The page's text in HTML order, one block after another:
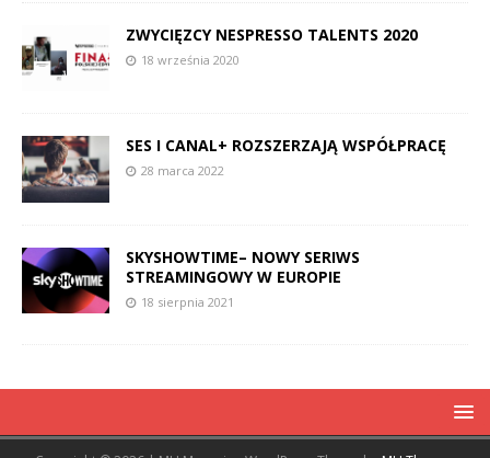
ZWYCIĘZCY NESPRESSO TALENTS 2020
18 września 2020
SES I CANAL+ ROZSZERZAJĄ WSPÓŁPRACĘ
28 marca 2022
SKYSHOWTIME– NOWY SERIWS
STREAMINGOWY W EUROPIE
18 sierpnia 2021